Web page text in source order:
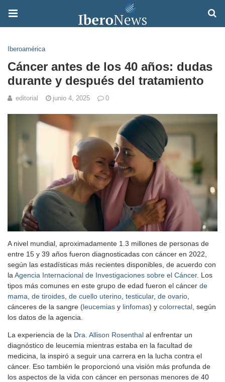
Iberoamérica
Cáncer antes de los 40 años: dudas
durante y después del tratamiento
editorial junio 4, 2025 0
A nivel mundial, aproximadamente 1.3 millones de personas de
entre 15 y 39 años fueron diagnosticadas con cáncer en 2022,
según las estadísticas más recientes disponibles, de acuerdo con
laAgencia Internacional de Investigaciones sobre el Cáncer. Los
tipos más comunes en este grupo de edad fueron el cáncer de
mama, de tiroides, de cuello uterino, testicular, de ovario,
cánceres de la sangre (leucemias y linfomas) y colorrectal, según
los datos de la agencia.
La experiencia de la Dra. Allison Rosenthal al enfrentar un
diagnóstico de leucemia mientras estaba en la facultad de
medicina, la inspiró a seguir una carrera en la lucha contra el
cáncer. Eso también le proporcionó una visión más profunda de
los aspectos de la vida con cáncer en personas menores de 40